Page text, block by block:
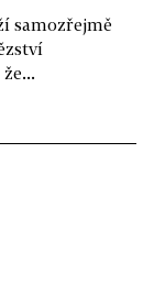
samozřejmě